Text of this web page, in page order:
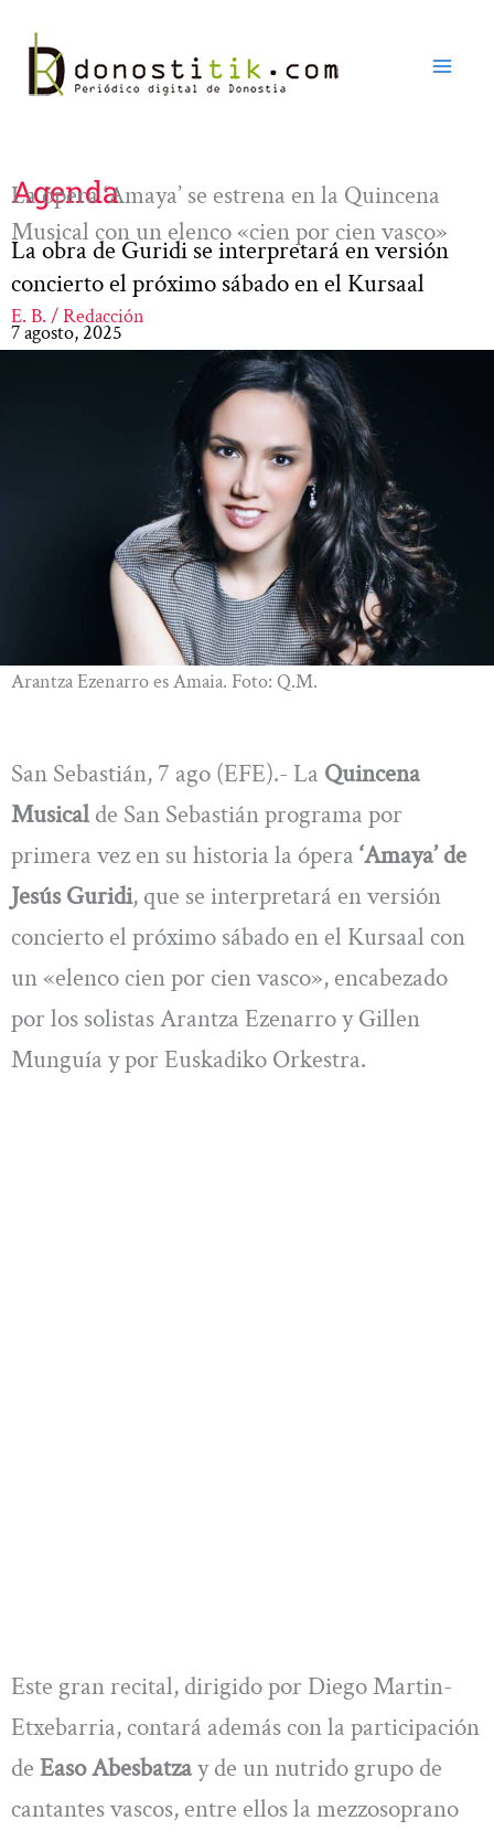
contenido
Agenda
La ópera ‘Amaya’ se estrena en la Quincena
Musical con un elenco «cien por cien vasco»
La obra de Guridi se interpretará en versión
concierto el próximo sábado en el Kursaal
E. B. / Redacción
7 agosto, 2025
Arantza Ezenarro es Amaia. Foto: Q.M.
San Sebastián, 7 ago (EFE).- La Quincena
Musical de San Sebastián programa por
primera vez en su historia la ópera ‘Amaya’ de
Jesús Guridi, que se interpretará en versión
concierto el próximo sábado en el Kursaal con
un «elenco cien por cien vasco», encabezado
por los solistas Arantza Ezenarro y Gillen
Munguía y por Euskadiko Orkestra.
Este gran recital, dirigido por Diego Martin-
Etxebarria, contará además con la participación
de Easo Abesbatzay de un nutrido grupo de
cantantes vascos, entre ellos la mezzosoprano